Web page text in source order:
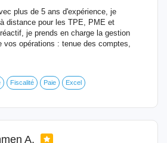
plus de 5 ans d'expérience, je
distance pour les TPE, PME et
je prends en charge la gestion
vos opérations : tenue des comptes,
Fiscalité Paie Excel
A.